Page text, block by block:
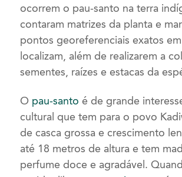
ocorrem o pau-santo na terra
contaram matrizes da planta e
pontos georeferenciais exatos
localizam, além de realizarem a
sementes, raízes e estacas da
O pau-santo é de grande
cultural que tem para o povo
de casca grossa e crescimento
até 18 metros de altura e tem
perfume doce e agradável.